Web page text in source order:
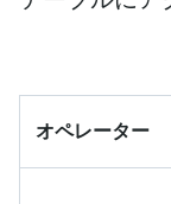
オペレーター